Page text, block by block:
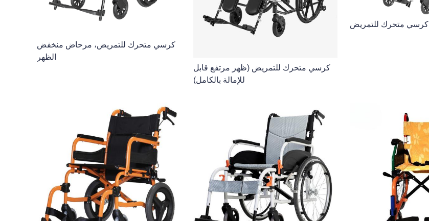
كرسي متحرك للتمريض، مرحاض منخفض
الظهر
كرسي متحرك للتمريض (ظهر مرتفع قابل
للإمالة بالكامل)
كرسي متحرك للتمريض